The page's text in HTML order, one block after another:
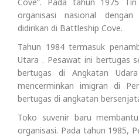
organisasi nasional
didirikan di Battleship Cove.
Tahun 1984 termasuk
Utara . Pesawat ini bertugas
bertugas di Angkatan
mencerminkan imigran di
bertugas di angkatan
Toko suvenir baru
organisasi. Pada tahun 1985,